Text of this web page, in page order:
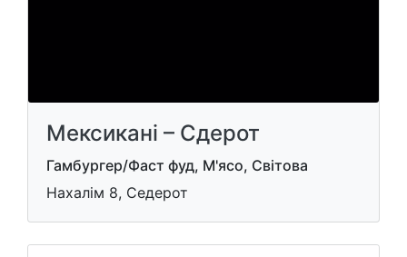
Мексикані – Сдерот
Гамбургер/Фаст фуд, М'ясо, Світова
Нахалім 8, Седерот